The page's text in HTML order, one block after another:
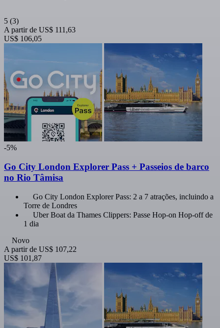
5 (3)
A partir de US$ 111,63
US$ 106,05
-5%
Go City London Explorer Pass + Passeios de barco
no Rio Tâmisa
Go City London Explorer Pass: 2 a 7 atrações, incluindo a
Torre de Londres
Uber Boat da Thames Clippers: Passe Hop-on Hop-off de
1 dia
Novo
A partir de US$ 107,22
US$ 101,87